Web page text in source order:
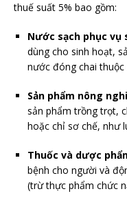
thuế suất 5% bao gồm:
Nước sạch phục vụ
dùng cho sinh hoạt,
nước đóng chai thuộc
Sản phẩm nông
sản phẩm trồng trọt,
hoặc chỉ sơ chế, như
Thuốc và dược
bệnh cho người và
(trừ thực phẩm chức